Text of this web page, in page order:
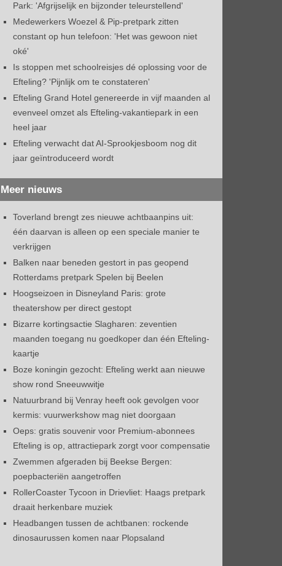
Park: 'Afgrijselijk en bijzonder teleurstellend'
Medewerkers Woezel & Pip-pretpark zitten
constant op hun telefoon: 'Het was gewoon niet
oké'
Is stoppen met schoolreisjes dé oplossing voor de
Efteling? 'Pijnlijk om te constateren'
Efteling Grand Hotel genereerde in vijf maanden al
evenveel omzet als Efteling-vakantiepark in een
heel jaar
Efteling verwacht dat AI-Sprookjesboom nog dit
jaar geïntroduceerd wordt
Meer nieuws
Toverland brengt zes nieuwe achtbaanpins uit:
één daarvan is alleen op een speciale manier te
verkrijgen
Balken naar beneden gestort in pas geopend
Rotterdams pretpark Spelen bij Beelen
Hoogseizoen in Disneyland Paris: grote
theatershow per direct gestopt
Bizarre kortingsactie Slagharen: zeventien
maanden toegang nu goedkoper dan één Efteling-
kaartje
Boze koningin gezocht: Efteling werkt aan nieuwe
show rond Sneeuwwitje
Natuurbrand bij Venray heeft ook gevolgen voor
kermis: vuurwerkshow mag niet doorgaan
Oeps: gratis souvenir voor Premium-abonnees
Efteling is op, attractiepark zorgt voor compensatie
Zwemmen afgeraden bij Beekse Bergen:
poepbacteriën aangetroffen
RollerCoaster Tycoon in Drievliet: Haags pretpark
draait herkenbare muziek
Headbangen tussen de achtbanen: rockende
dinosaurussen komen naar Plopsaland